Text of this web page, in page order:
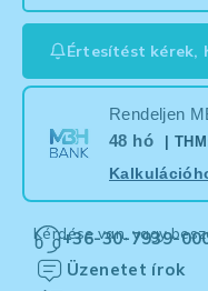
Értesítést kérek,
Rendeljen
48 hó
|
Kérdése van, vagy
+36-30-7939-
Üzenetet írok